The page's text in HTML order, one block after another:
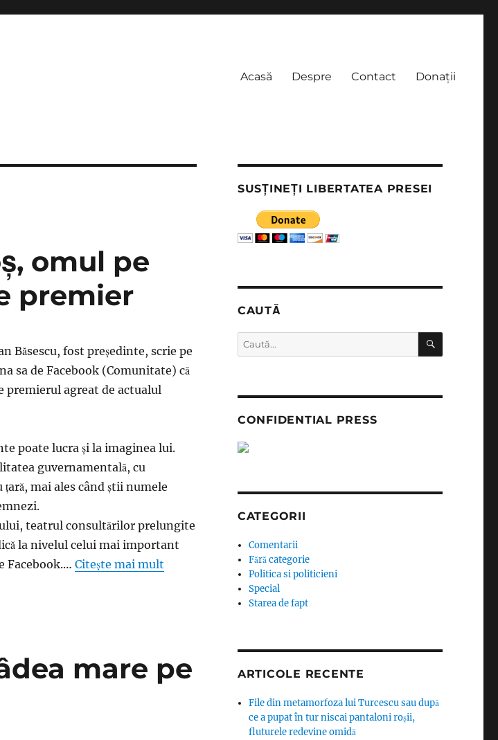
Acasă Despre Contact Donații
omul pe
premier
Băsescu, fost preşedinte, scrie pe
sa de Facebook (Comunitate) că
premierul agreat de actualul
poate lucra şi la imaginea lui.
guvernamentală, cu
mai ales când ştii numele
teatrul consultărilor prelungite
la nivelul celui mai important
Facebook.… Citește mai mult
mare pe
SUSȚINEȚI LIBERTATEA PRESEI
CAUTĂ
Caută
după:
CĂUTARE
CONFIDENTIAL PRESS
CATEGORII
Comentarii
Fără categorie
Politica si politicieni
Special
Starea de fapt
ARTICOLE RECENTE
File din metamorfoza lui Turcescu sau după
ce a pupat în tur niscai pantaloni roșii,
fluturele redevine omidă